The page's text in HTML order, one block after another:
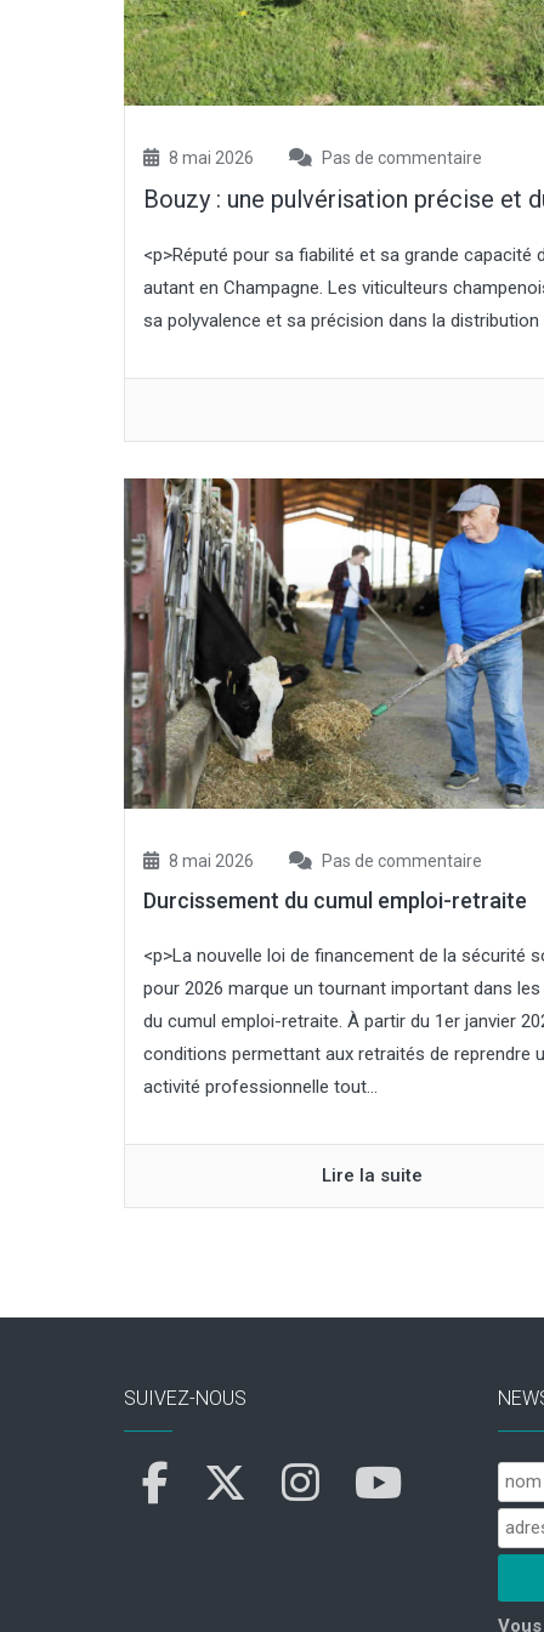
8 mai 2026 Pas de commentaire
Bouzy : une pulvérisation précise et
<p>Réputé pour sa fiabilité et sa grande
autant en Champagne. Les viticulteurs
sa polyvalence et sa précision dans la distribution
8 mai 2026 Pas de commentaire
Durcissement du cumul emploi-retraite
<p>La nouvelle loi de financement de la sécurité
pour 2026 marque un tournant important dans les
du cumul emploi-retraite. À partir du 1er janvier
conditions permettant aux retraités de reprendre
activité professionnelle tout...
Lire la suite
SUIVEZ-NOUS